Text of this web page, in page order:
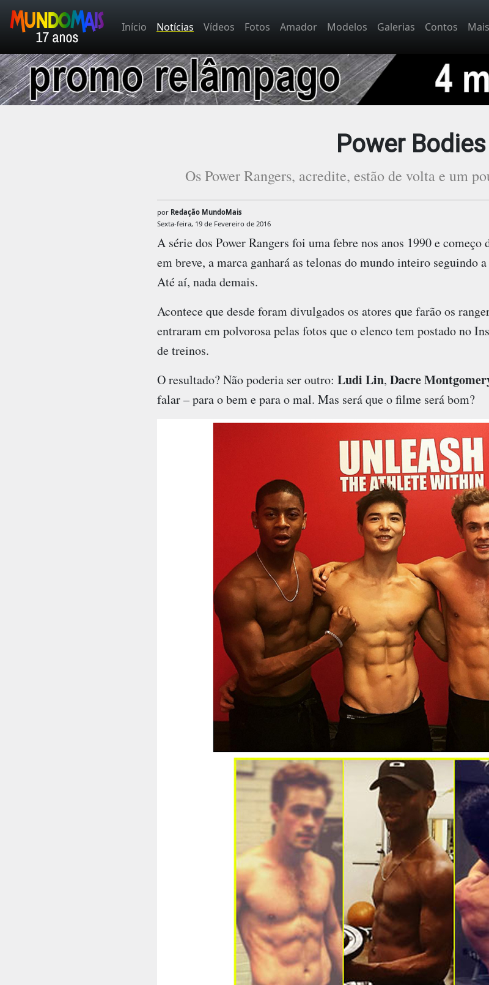
Início Notícias Vídeos Fotos Amador Modelos Galerias Contos Mais
Power Bodies
Os Power Rangers, acredite, estão de volta e um
por Redação MundoMais
Sexta-feira, 19 de Fevereiro de 2016
A série dos Power Rangers foi uma febre nos anos 1990 e
em breve, a marca ganhará as telonas do mundo inteiro seguindo
Até aí, nada demais.
Acontece que desde foram divulgados os atores que farão os
entraram em polvorosa pelas fotos que o elenco tem postado no
de treinos.
O resultado? Não poderia ser outro: Ludi Lin, Dacre
falar – para o bem e para o mal. Mas será que o filme será bom?